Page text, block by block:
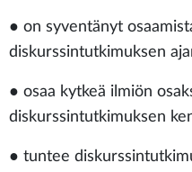
● on syventänyt
diskurssintutkimuksen
● osaa kytkeä ilmiön
diskurssintutkimuksen
● tuntee